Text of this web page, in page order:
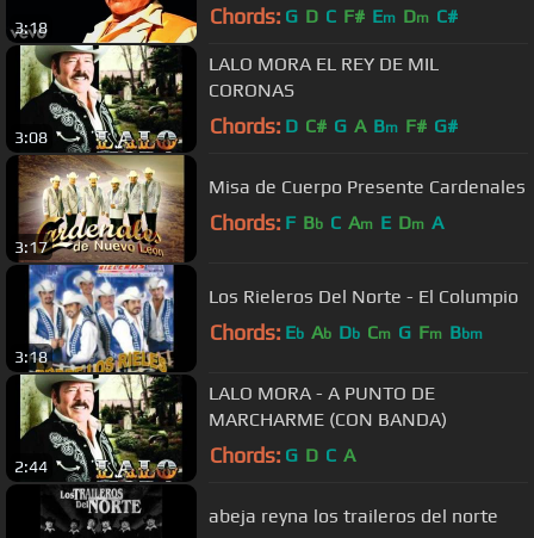
3:18 Chords: G D C F# Em Dm C#
3:08
LALO MORA EL REY DE MIL
CORONAS
Chords: D C# G A Bm F# G#
3:17
Misa de Cuerpo Presente Cardenales
Chords: F Bb C Am E Dm A
3:18
Los Rieleros Del Norte - El Columpio
Chords: Eb Ab Db Cm G Fm Bbm
2:44
LALO MORA - A PUNTO DE
MARCHARME (CON BANDA)
Chords: G D C A
abeja reyna los traileros del norte